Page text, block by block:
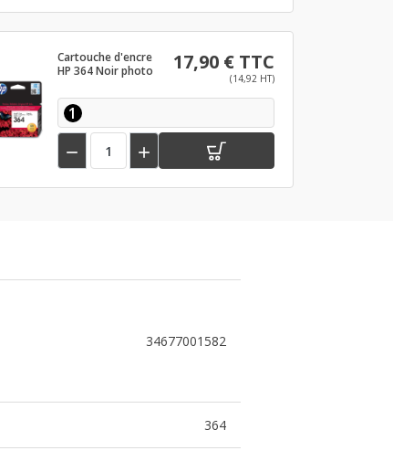
Cartouche d'encre
HP 364 Noir photo
17,90 € TTC
(14,92 HT)
1
 
34677001582
364